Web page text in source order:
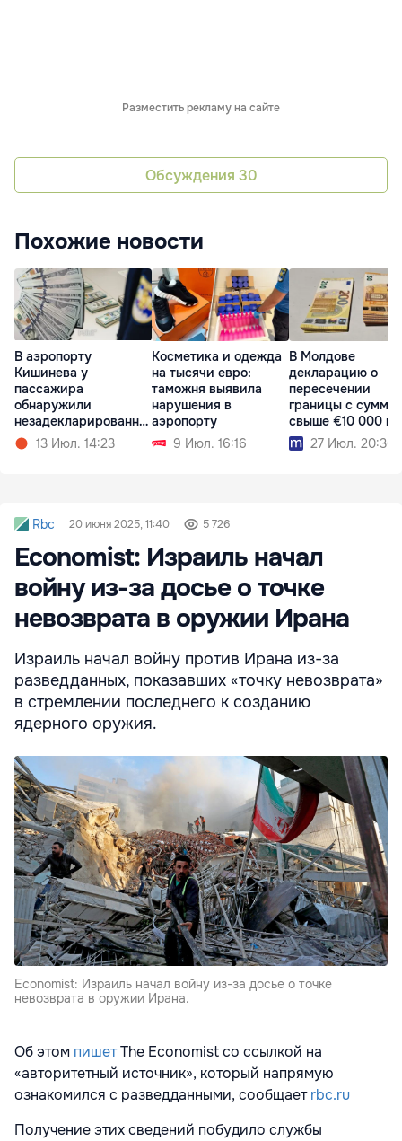
Разместить рекламу на сайте
Обсуждения 30
Похожие новости
В аэропорту
Кишинева у
пассажира
обнаружили
незадекларированну
ю валюту
13 Июл. 14:23
Косметика и одежда
на тысячи евро:
таможня выявила
нарушения в
аэропорту
9 Июл. 16:16
В Молдове
декларацию о
пересечении
границы с
свыше €10 000
подать онлайн
27 Июл. 20:36
Rbc 20 июня 2025, 11:40 5 726
Economist: Израиль начал
войну из-за досье о точке
невозврата в оружии Ирана
Израиль начал войну против Ирана из-за
разведданных, показавших «точку невозврата»
в стремлении последнего к созданию
ядерного оружия.
Economist: Израиль начал войну из-за досье о точке
невозврата в оружии Ирана.
Об этом пишетThe Economist со ссылкой на
«авторитетный источник», который напрямую
ознакомился с разведданными, сообщаетrbc.ru
Получение этих сведений побудило службы